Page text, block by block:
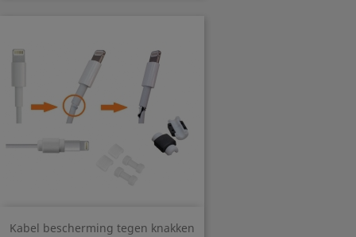
Kabel bescherming tegen knakken